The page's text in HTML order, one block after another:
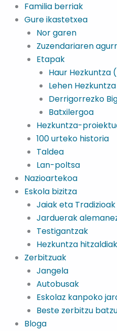
Familia berriak
Gure ikastetxea
Nor garen
Zuzendariaren
Etapak
Haur Hezkuntza
Lehen
Derrigorrezko
Batxilergoa
Hezkuntza-
100 urteko historia
Taldea
Lan-poltsa
Nazioartekoa
Eskola bizitza
Jaiak eta Tradizioak
Jarduerak
Testigantzak
Hezkuntza hitzaldiak
Zerbitzuak
Jangela
Autobusak
Eskolaz kanpoko
Beste zerbitzu
Bloga